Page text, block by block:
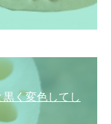
く変色してし